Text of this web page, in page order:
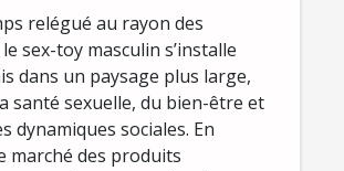
relégué au rayon des
sex-toy masculin s’installe
dans un paysage plus large,
santé sexuelle, du bien-être et
dynamiques sociales. En
marché des produits